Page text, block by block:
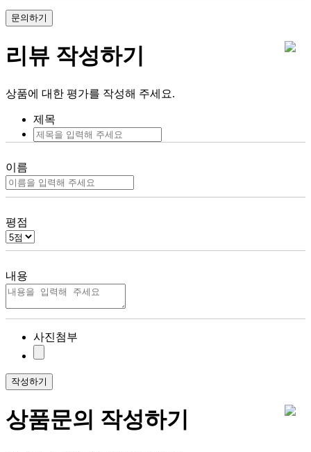
문의하기
리뷰 작성하기
상품에 대한 평가를 작성해 주세요.
제목
이름
평점
내용
사진첨부
작성하기
상품문의 작성하기